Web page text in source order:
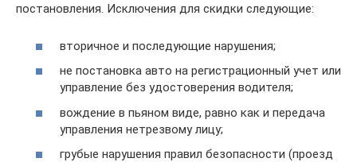
постановления. Исключения для скидки следующие:
вторичное и последующие нарушения;
не постановка авто на регистрационный учет или
управление без удостоверения водителя;
вождение в пьяном виде, равно как и передача
управления нетрезвому лицу;
грубые нарушения правил безопасности (проезд